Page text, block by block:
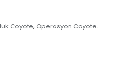
Coyote, Operasyon Coyote,